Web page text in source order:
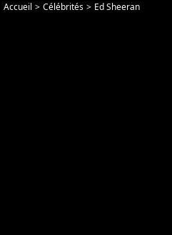
Accueil Célébrités Ed Sheeran